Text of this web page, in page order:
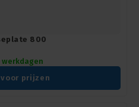
800
werkdagen
prijzen